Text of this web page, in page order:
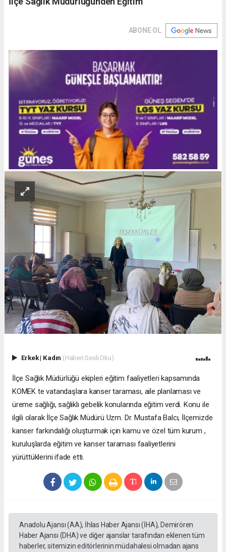
ABONE OL
Erkek| Kadın (Haberi Sesli Oku)
İlçe Sağlık Müdürlüğü ekipleri eğitim faaliyetleri kapsamında
KOMEK te vatandaşlara kanser taraması, aile planlaması ve
üreme sağlığı, sağlıklı gebelik konularında eğitim verdi. Konu ile
ilgili olarak İlçe Sağlık Müdürü Uzm. Dr. Mustafa Balcı, İlçemizde
kanser farkındalığı oluşturmak için kamu ve özel tüm kurum ,
kuruluşlarda eğitim ve kanser taraması faaliyetlerini
yürüttüklerini ifade etti.
Anadolu Ajansı (AA), İhlas Haber Ajansı (İHA), Demirören
Haber Ajansı (DHA) ve diğer ajanslar tarafından eklenen tüm
haberler, sitemizin editörlerinin müdahalesi olmadan ajans